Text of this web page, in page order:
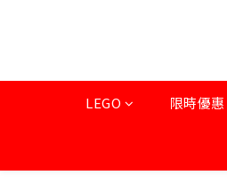
LEGO 限時優惠